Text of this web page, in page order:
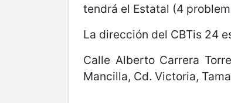
tendrá el Estatal (4
La dirección del CBTis 24
Calle Alberto Carrera
Mancilla, Cd. Victoria,